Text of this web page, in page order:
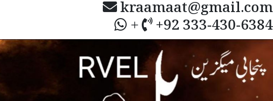
kraamaat@gmail.com
+ +92 333-430-6384